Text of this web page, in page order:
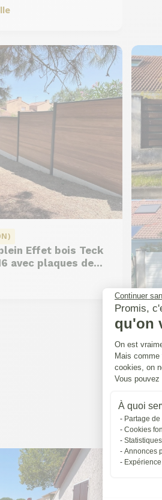
Continuer
Promis,
qu'on
On est
Mais
cookies, on
Vous
À quoi
Partage
Cookies
Annonces
Effet bois Teck
avec plaques de